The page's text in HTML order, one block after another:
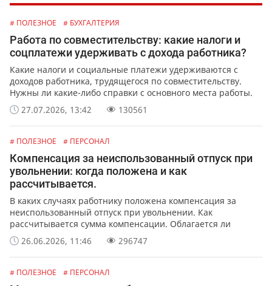
# ПОЛЕЗНОЕ # БУХГАЛТЕРИЯ
Работа по совместительству: какие налоги и
соцплатежи удерживать с дохода работника?
Какие налоги и социальные платежи удерживаются с
доходов работника, трудящегося по совместительству.
Нужны ли какие-либо справки с основного места работы.
27.07.2026, 13:42
130561
# ПОЛЕЗНОЕ # ПЕРСОНАЛ
Компенсация за неиспользованный отпуск при
увольнении: когда положена и как
рассчитывается.
В каких случаях работнику положена компенсация за
неиспользованный отпуск при увольнении. Как
рассчитывается сумма компенсации. Облагается ли
выплата налогами и отчислениями.
26.06.2026, 11:46 296747
# ПОЛЕЗНОЕ # ПЕРСОНАЛ